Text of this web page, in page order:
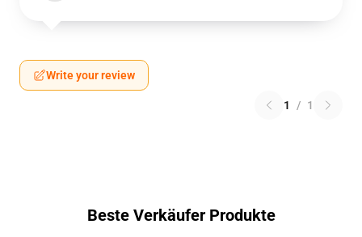
Write your review
1 / 1
Beste Verkäufer Produkte